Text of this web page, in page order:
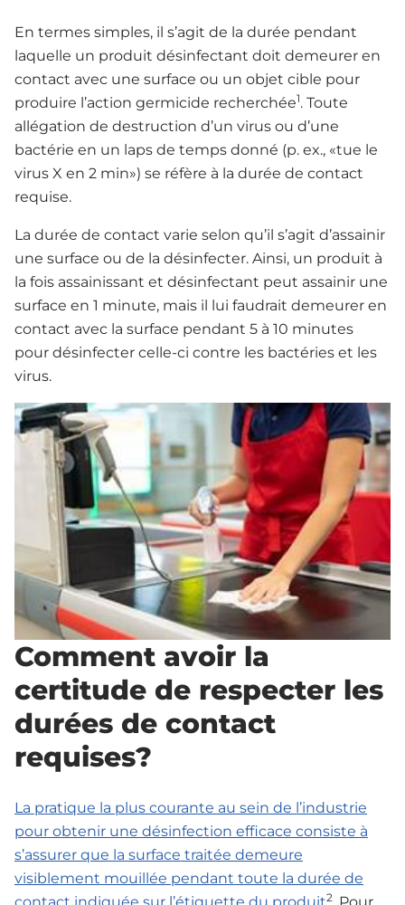
En termes simples, il s’agit de la durée pendant
laquelle un produit désinfectant doit demeurer en
contact avec une surface ou un objet cible pour
produire l’action germicide recherchée1. Toute
allégation de destruction d’un virus ou d’une
bactérie en un laps de temps donné (p. ex., «tue le
virus X en 2 min») se réfère à la durée de contact
requise.
La durée de contact varie selon qu’il s’agit d’assainir
une surface ou de la désinfecter. Ainsi, un produit à
la fois assainissant et désinfectant peut assainir une
surface en 1 minute, mais il lui faudrait demeurer en
contact avec la surface pendant 5 à 10 minutes
pour désinfecter celle-ci contre les bactéries et les
virus.
Comment avoir la
certitude de respecter les
durées de contact
requises?
La pratique la plus courante au sein de l’industrie
pour obtenir une désinfection efficace consiste à
s’assurer que la surface traitée demeure
visiblement mouillée pendant toute la durée de
2